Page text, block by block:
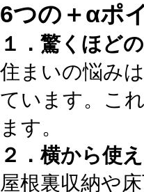
6つの＋αポ
１．驚くほど
住まいの悩み
ています。こ
ます。
２．横から使
屋根裏収納や